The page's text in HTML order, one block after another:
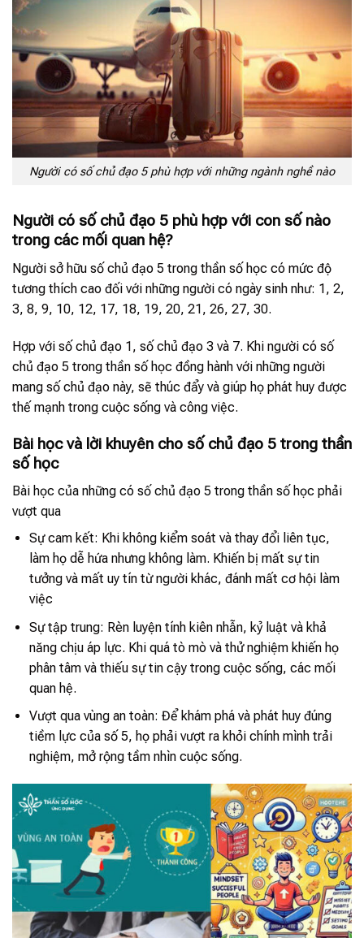
Người có số chủ đạo 5 phù hợp với những ngành nghề nào
Người có số chủ đạo 5 phù hợp với con số nào
trong các mối quan hệ?
Người sở hữu số chủ đạo 5 trong thần số học có mức độ
tương thích cao đối với những người có ngày sinh như: 1, 2,
3, 8, 9, 10, 12, 17, 18, 19, 20, 21, 26, 27, 30.
Hợp với số chủ đạo 1, số chủ đạo 3 và 7. Khi người có số
chủ đạo 5 trong thần số học đồng hành với những người
mang số chủ đạo này, sẽ thúc đẩy và giúp họ phát huy được
thế mạnh trong cuộc sống và công việc.
Bài học và lời khuyên cho số chủ đạo 5 trong thần
số học
Bài học của những có số chủ đạo 5 trong thần số học phải
vượt qua
Sự cam kết: Khi không kiểm soát và thay đổi liên tục,
làm họ dễ hứa nhưng không làm. Khiến bị mất sự tin
tưởng và mất uy tín từ người khác, đánh mất cơ hội làm
việc
Sự tập trung: Rèn luyện tính kiên nhẫn, kỷ luật và khả
năng chịu áp lực. Khi quá tò mò và thử nghiệm khiến họ
phân tâm và thiếu sự tin cậy trong cuộc sống, các mối
quan hệ.
Vượt qua vùng an toàn: Để khám phá và phát huy đúng
tiềm lực của số 5, họ phải vượt ra khỏi chính mình trải
nghiệm, mở rộng tầm nhìn cuộc sống.